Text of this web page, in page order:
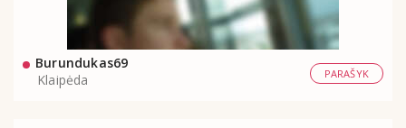
Burundukas69
Klaipėda
PARAŠYK